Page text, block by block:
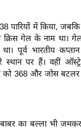
पारियों में किया,
गेल के नाम था।
पूर्व भारतीय
स्थान पर हैं। वहीं
को 368 और जोस बटलर
का बल्ला भी जमकर